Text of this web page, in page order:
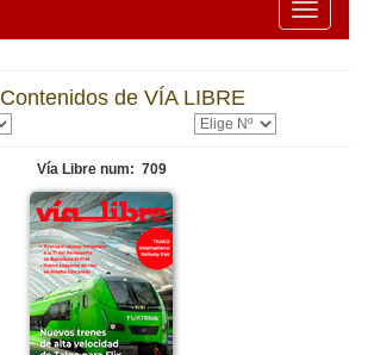
Toggle
Contenidos de VÍA LIBRE
Vía Libre num: 709